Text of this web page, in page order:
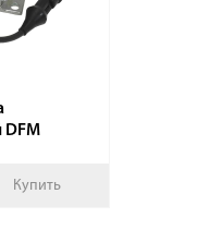
Купить